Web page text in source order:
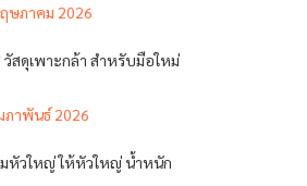
ษภาคม 2026
สดุเพาะกล้า สำหรับมือใหม่
ภาพันธ์ 2026
หัวใหญ่ ให้หัวใหญ่ น้ำหนัก